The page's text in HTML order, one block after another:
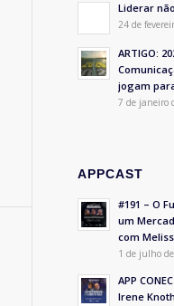
Liderar
24 de
ARTIGO:
jogam
7 de janeiro
APPCAST
#191 – O
um
com
1 de julho
APP
Irene Knoth